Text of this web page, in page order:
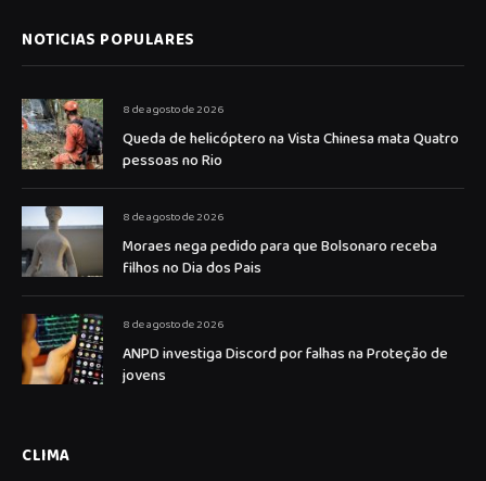
NOTICIAS POPULARES
8 de agosto de 2026
Queda de helicóptero na Vista Chinesa mata Quatro
pessoas no Rio
8 de agosto de 2026
Moraes nega pedido para que Bolsonaro receba
filhos no Dia dos Pais
8 de agosto de 2026
ANPD investiga Discord por falhas na Proteção de
jovens
CLIMA